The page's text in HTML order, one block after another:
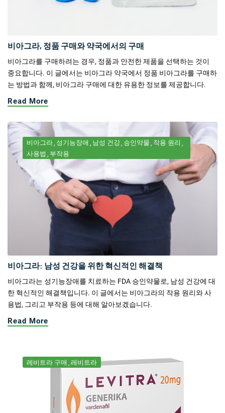
비아그라, 정품 구매와 약국에서의 구매
비아그라를 구매하려는 경우, 정품과 안전한 제품을 선택하는 것이
중요합니다. 이 글에서는 비아그라 약국에서 정품 비아그라를 구매하
는 방법과 함께, 비아그라 구매에 대한 유용한 정보를 제공합니다.
Read More
비아그라 성기능장애 남성 건강 승인약물 작용 원리
사용법
부작용
비아그라: 남성 건강을 위한 혁신적인 해결책
비아그라는 성기능장애를 치료하는 FDA 승인약물로, 남성 건강에 대
한 혁신적인 해결책입니다. 이 글에서는 비아그라의 작용 원리와 사
용법, 그리고 부작용 등에 대해 알아보겠습니다.
Read More
레비트라 구매 레비트라